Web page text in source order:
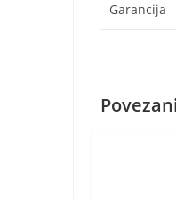
Garancija